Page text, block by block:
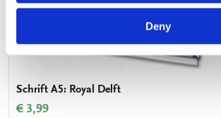
Deny
Schrift A5: Royal Delft
€ 3,99